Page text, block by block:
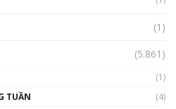
(1)
(5.861)
(1)
TUẦN
(4)